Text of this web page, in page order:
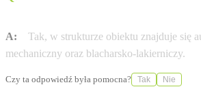
A:
Tak, w strukturze obiektu znajduje się
mechaniczny oraz blacharsko-lakierniczy.
Czy ta odpowiedź była pomocna? Tak Nie